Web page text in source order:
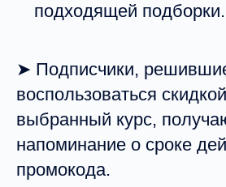
подходящей подборки.
➤ Подписчики,
воспользоваться
выбранный курс,
напоминание о сроке
промокода.